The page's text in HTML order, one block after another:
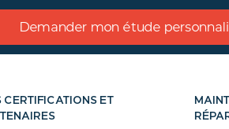
Demander mon étude
CERTIFICATIONS ET